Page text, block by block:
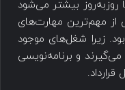
روزبه‌روز بیشتر می‌شود
از مهم‌ترین مهارت‌های
زیرا شغل‌های موجود
می‌گیرند و برنامه‌نویسی